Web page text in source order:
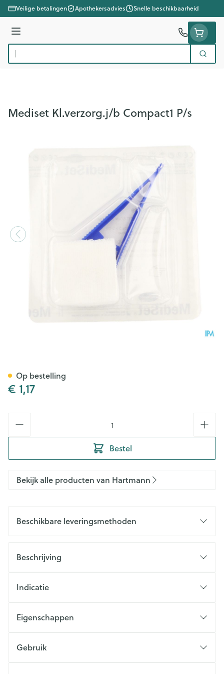
Ga naar de inhoud
Veilige betalingen Apothekersadvies Snelle beschikbaarheid
Menu
Product, merk, categorie...
Zoek
Mediset Kl.verzorg.j/b Compact1 P/s
€ 1,17
Bestel
Op bestelling
Bekijk alle producten van Hartmann
Beschikbare leveringsmethoden
Beschrijving
Indicatie
Eigenschappen
Gebruik